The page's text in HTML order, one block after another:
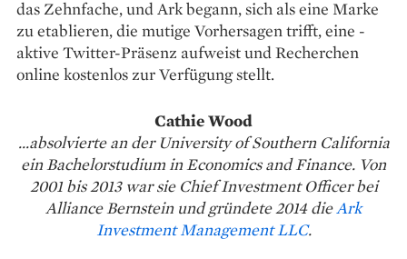
das Zehnfache, und Ark begann, sich als eine Marke
zu etablieren, die ­mutige Vorhersagen trifft, eine ­
aktive ­Twitter-Präsenz aufweist und ­Recherchen
online kostenlos zur Verfügung stellt.
Cathie Wood
...absolvierte an der University of Southern California
ein Bachelorstudium in Economics and Finance. Von
2001 bis 2013 war sie Chief Investment Officer bei
Alliance Bernstein und gründete 2014 dieArk
Investment Management LLC.